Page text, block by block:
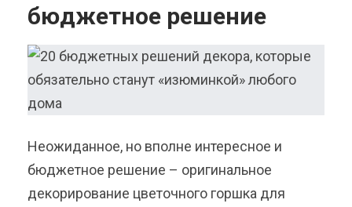
бюджетное решение
Неожиданное, но вполне интересное и
бюджетное решение – оригинальное
декорирование цветочного горшка для